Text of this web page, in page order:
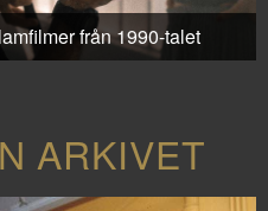
från 1990-talet
ARKIVET